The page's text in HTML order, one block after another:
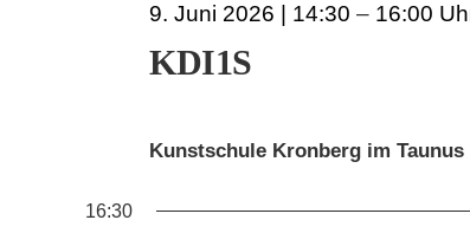
JUNIKDI1S
9. Juni 2026 | 14:30 – 16:00
Kunstschule Kronberg im Taunus
16:30